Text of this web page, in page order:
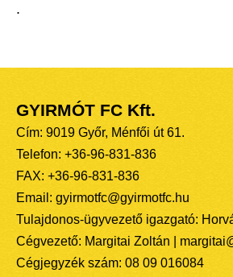
.
GYIRMÓT FC Kft.
Cím: 9019 Győr, Ménfői út 61.
Telefon: +36-96-831-836
FAX: +36-96-831-836
Email: gyirmotfc@gyirmotfc.hu
Tulajdonos-ügyvezető igazgató:
Cégvezető: Margitai Zoltán |
Cégjegyzék szám: 08 09 016084